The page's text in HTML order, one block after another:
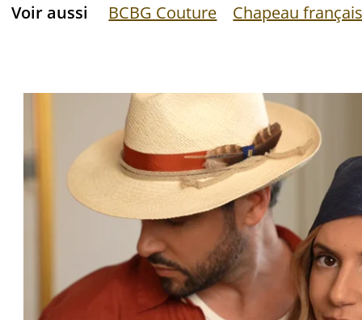
Voir aussi BCBG Couture Chapeau